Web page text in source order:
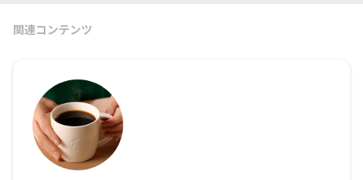
関連コンテンツ